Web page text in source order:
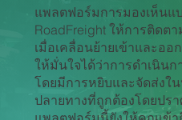
แพลตฟอร์มการมองเห็นแ
RoadFreight ให้การติดต
เมื่อเคลื่อนย้ายเข้าและอ
ให้มั่นใจได้ว่าการดําเนิน
โดยมีการหยิบและจัดส่งใ
ปลายทางที่ถูกต้องโดยปร